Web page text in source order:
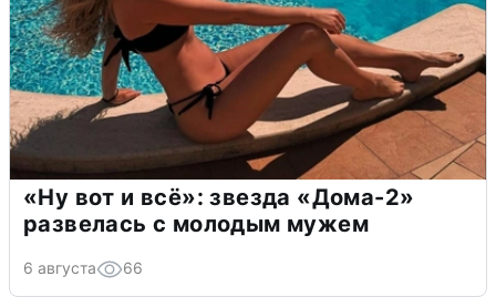
«Ну вот и всё»: звезда «Дома-2»
развелась с молодым мужем
6 августа 66